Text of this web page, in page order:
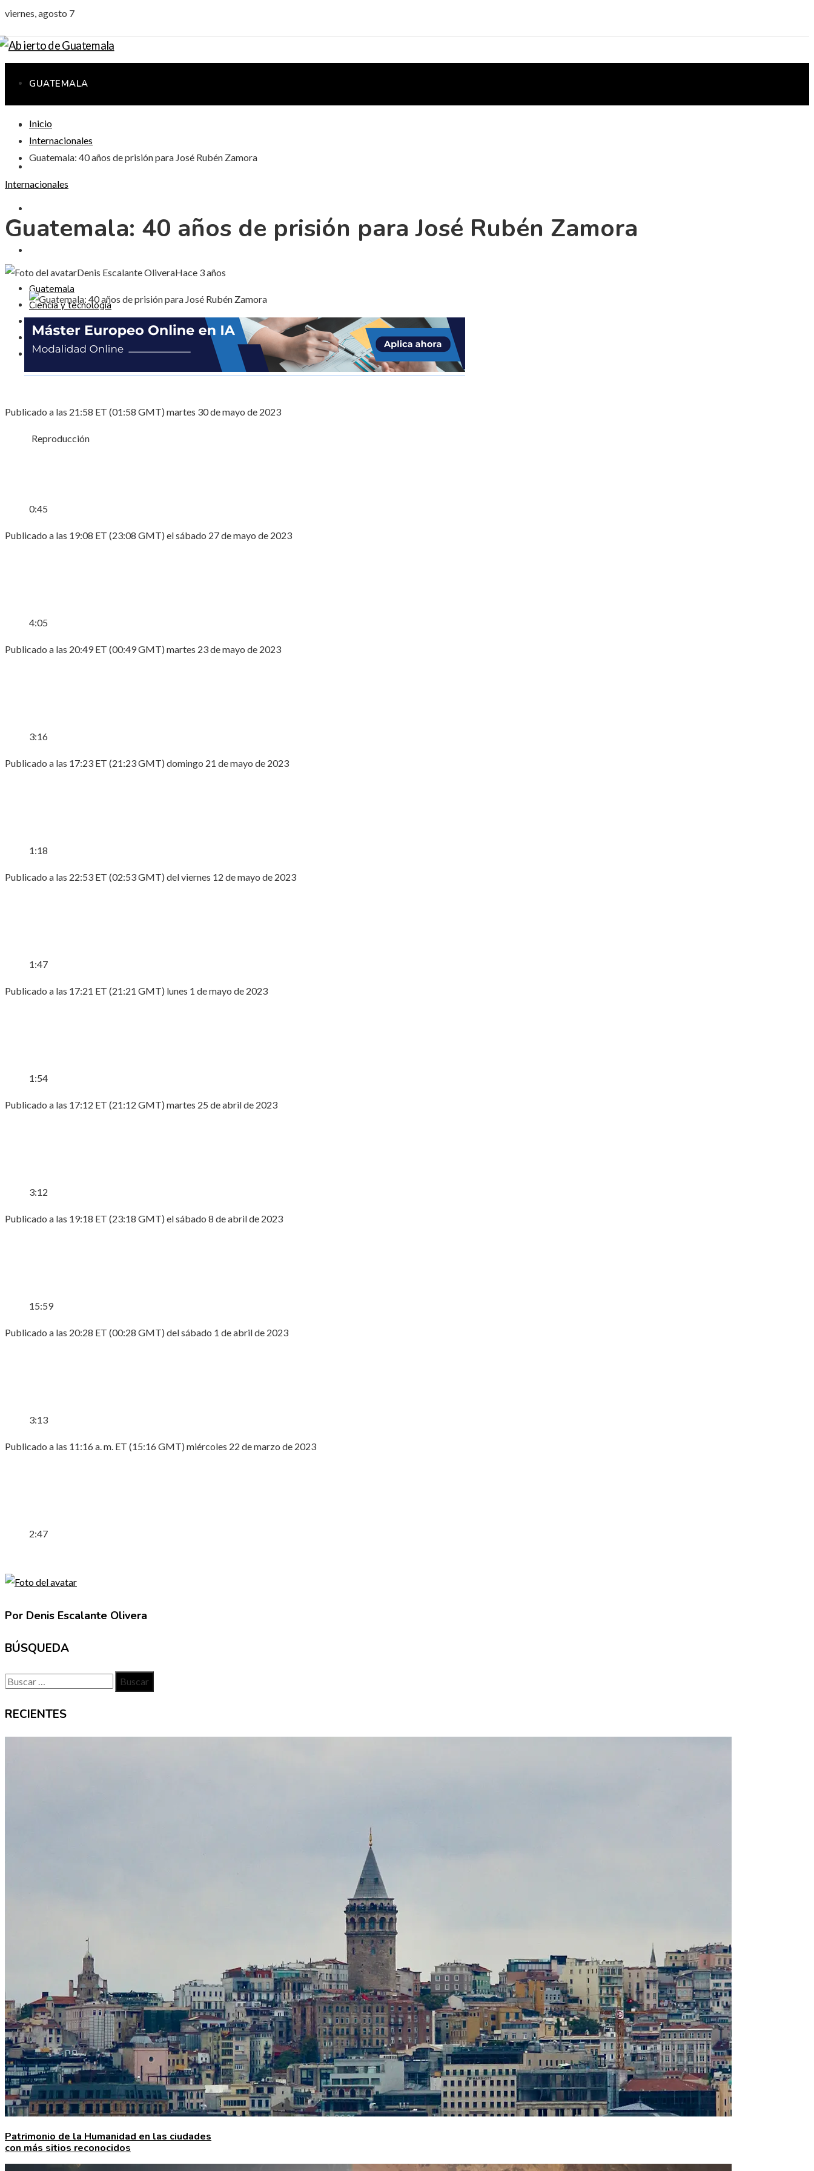
viernes, agosto 7
GUATEMALA
CIENCIA Y TECNOLOGÍA
Guatemala
Ciencia y tecnología
Cultura y ocio
Responsabilidad Social
Inversiones y negocios
Inicio
Internacionales
Guatemala: 40 años de prisión para José Rubén Zamora
Internacionales
Guatemala: 40 años de prisión para José Rubén Zamora
Denis Escalante OliveraHace 3 años
Publicado a las 21:58 ET (01:58 GMT) martes 30 de mayo de 2023
Reproducción
0:45
Publicado a las 19:08 ET (23:08 GMT) el sábado 27 de mayo de 2023
4:05
Publicado a las 20:49 ET (00:49 GMT) martes 23 de mayo de 2023
3:16
Publicado a las 17:23 ET (21:23 GMT) domingo 21 de mayo de 2023
1:18
Publicado a las 22:53 ET (02:53 GMT) del viernes 12 de mayo de 2023
1:47
Publicado a las 17:21 ET (21:21 GMT) lunes 1 de mayo de 2023
1:54
Publicado a las 17:12 ET (21:12 GMT) martes 25 de abril de 2023
3:12
Publicado a las 19:18 ET (23:18 GMT) el sábado 8 de abril de 2023
15:59
Publicado a las 20:28 ET (00:28 GMT) del sábado 1 de abril de 2023
3:13
Publicado a las 11:16 a. m. ET (15:16 GMT) miércoles 22 de marzo de 2023
2:47
Por Denis Escalante Olivera
BÚSQUEDA
Buscar:
RECIENTES
Patrimonio de la Humanidad en las ciudades
con más sitios reconocidos